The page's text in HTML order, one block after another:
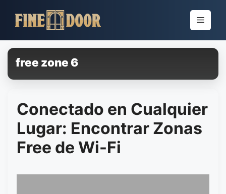
para
conteúdo
Menu
free zone 6
Conectado en Cualquier
Lugar: Encontrar Zonas
Free de Wi-Fi